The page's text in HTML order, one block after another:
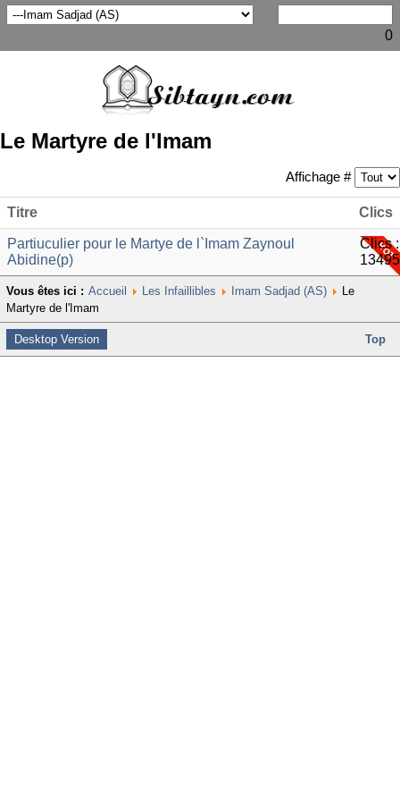
0
Le Martyre de l'Imam
Affichage #
Titre Clics
Partiuculier pour le Martye de l`Imam Zaynoul
Abidine(p)
Clics :
13495
Vous êtes ici : Accueil Les Infaillibles Imam Sadjad (AS)
Le
Martyre de l'Imam
Desktop Version Top